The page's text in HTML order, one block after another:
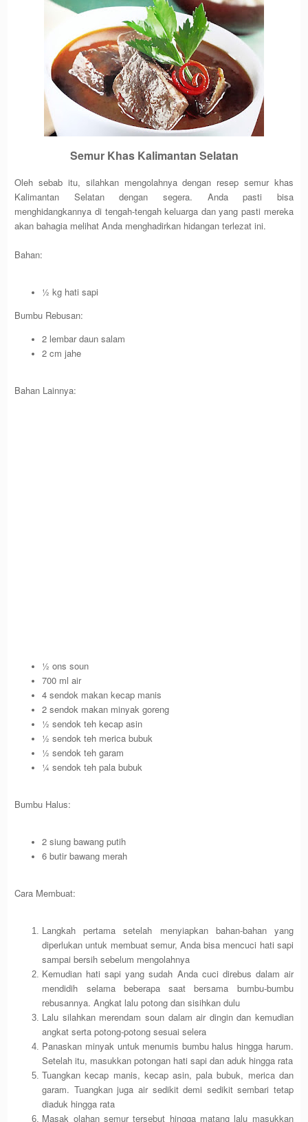
Semur Khas Kalimantan Selatan
Oleh sebab itu, silahkan mengolahnya dengan resep semur khas
Kalimantan Selatan dengan segera. Anda pasti bisa
menghidangkannya di tengah-tengah keluarga dan yang pasti mereka
akan bahagia melihat Anda menghadirkan hidangan terlezat ini.
Bahan:
½ kg hati sapi
Bumbu Rebusan:
2 lembar daun salam
2 cm jahe
Bahan Lainnya:
½ ons soun
700 ml air
4 sendok makan kecap manis
2 sendok makan minyak goreng
½ sendok teh kecap asin
½ sendok teh merica bubuk
½ sendok teh garam
¼ sendok teh pala bubuk
Bumbu Halus:
2 siung bawang putih
6 butir bawang merah
Cara Membuat:
Langkah pertama setelah menyiapkan bahan-bahan yang
diperlukan untuk membuat semur, Anda bisa mencuci hati sapi
sampai bersih sebelum mengolahnya
Kemudian hati sapi yang sudah Anda cuci direbus dalam air
mendidih selama beberapa saat bersama bumbu-bumbu
rebusannya. Angkat lalu potong dan sisihkan dulu
Lalu silahkan merendam soun dalam air dingin dan kemudian
angkat serta potong-potong sesuai selera
Panaskan minyak untuk menumis bumbu halus hingga harum.
Setelah itu, masukkan potongan hati sapi dan aduk hingga rata
Tuangkan kecap manis, kecap asin, pala bubuk, merica dan
garam. Tuangkan juga air sedikit demi sedikit sembari tetap
diaduk hingga rata
Masak olahan semur tersebut hingga matang lalu masukkan